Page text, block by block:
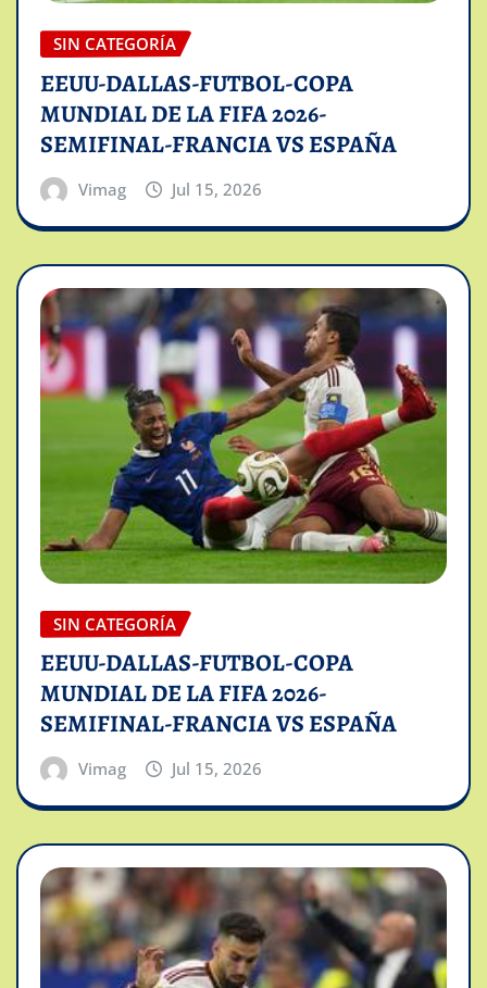
SIN CATEGORÍA
EEUU-DALLAS-FUTBOL-COPA
MUNDIAL DE LA FIFA 2026-
SEMIFINAL-FRANCIA VS ESPAÑA
Vimag Jul 15, 2026
SIN CATEGORÍA
EEUU-DALLAS-FUTBOL-COPA
MUNDIAL DE LA FIFA 2026-
SEMIFINAL-FRANCIA VS ESPAÑA
Vimag Jul 15, 2026